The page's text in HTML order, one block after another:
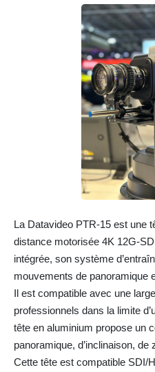
La Datavideo PTR-15 est une
distance motorisée 4K 12G-
intégrée, son système
mouvements de panoramique
Il est compatible avec une
professionnels dans la limite
tête en aluminium propose un
panoramique, d’inclinaison, de
Cette tête est compatible SDI/